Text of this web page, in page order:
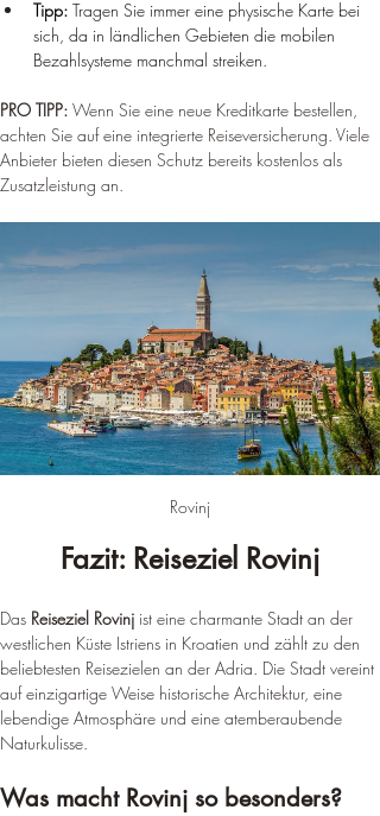
Tipp: Tragen Sie immer eine physische Karte bei
sich, da in ländlichen Gebieten die mobilen
Bezahlsysteme manchmal streiken.
PRO TIPP: Wenn Sie eine neue Kreditkarte bestellen,
achten Sie auf eine integrierte Reiseversicherung. Viele
Anbieter bieten diesen Schutz bereits kostenlos als
Zusatzleistung an.
Rovinj
Fazit: Reiseziel Rovinj
Das Reiseziel Rovinj ist eine charmante Stadt an der
westlichen Küste Istriens in Kroatien und zählt zu den
beliebtesten Reisezielen an der Adria. Die Stadt vereint
auf einzigartige Weise historische Architektur, eine
lebendige Atmosphäre und eine atemberaubende
Naturkulisse.
Was macht Rovinj so besonders?